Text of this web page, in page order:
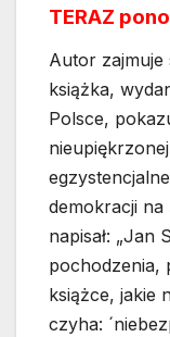
TERAZ
Autor zajmuje
książka,
Polsce,
demokracji
napisał: „Jan
pochodzenia,
książce, jakie
czyha: